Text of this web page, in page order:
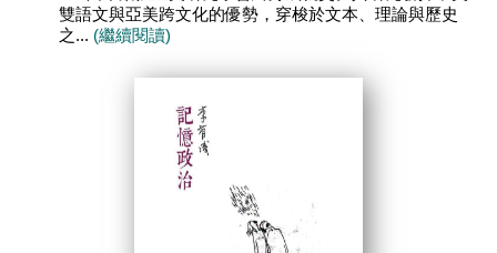
雙語文與亞美跨文化的優勢，穿梭於文本、理論與歷史
之... (繼續閱讀)